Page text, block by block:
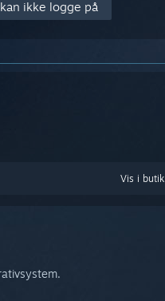
ikke logge på
Vis i butik